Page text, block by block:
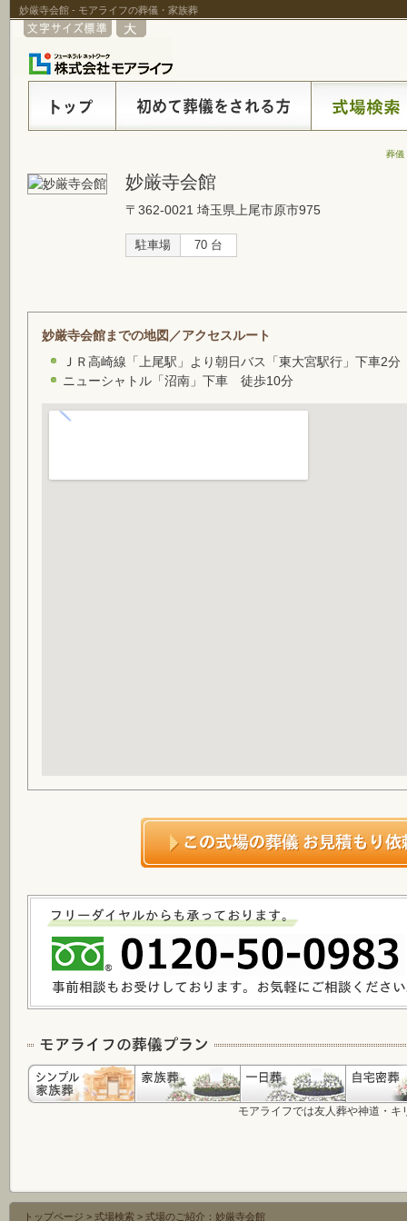
妙厳寺会館 - モアライフの葬儀・家族葬
葬儀
妙厳寺会館
〒362-0021 埼玉県上尾市原市975
駐車場 70 台
妙厳寺会館までの地図／アクセスルート
ＪＲ高崎線「上尾駅」より朝日バス「東大宮駅行」下車2分
ニューシャトル「沼南」下車 徒歩10分
モアライフでは友人葬や神道・
トップページ > 式場検索 > 式場のご紹介：妙厳寺会館